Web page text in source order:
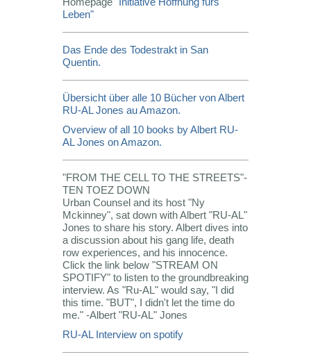
Leben"
Das Ende des Todestrakt in San
Quentin.
Übersicht über alle 10 Bücher von Albert
RU-AL Jones au Amazon.
Overview of all 10 books by Albert RU-
AL Jones on Amazon.
"FROM THE CELL TO THE STREETS"-
TEN TOEZ DOWN
Urban Counsel and its host "Ny
Mckinney", sat down with Albert "RU-AL"
Jones to share his story. Albert dives into
a discussion about his gang life, death
row experiences, and his innocence.
Click the link below "STREAM ON
SPOTIFY" to listen to the groundbreaking
interview. As "Ru-AL" would say, "I did
this time. "BUT", I didn't let the time do
me." -Albert "RU-AL" Jones
RU-AL Interview on spotify